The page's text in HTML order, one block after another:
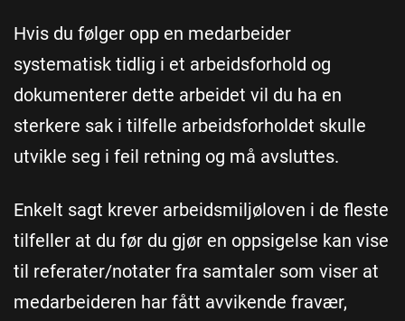
Hvis du følger opp en medarbeider
systematisk tidlig i et arbeidsforhold og
dokumenterer dette arbeidet vil du ha en
sterkere sak i tilfelle arbeidsforholdet skulle
utvikle seg i feil retning og må avsluttes.
Enkelt sagt krever arbeidsmiljøloven i de fleste
tilfeller at du før du gjør en oppsigelse kan vise
til referater/notater fra samtaler som viser at
medarbeideren har fått avvikende fravær,